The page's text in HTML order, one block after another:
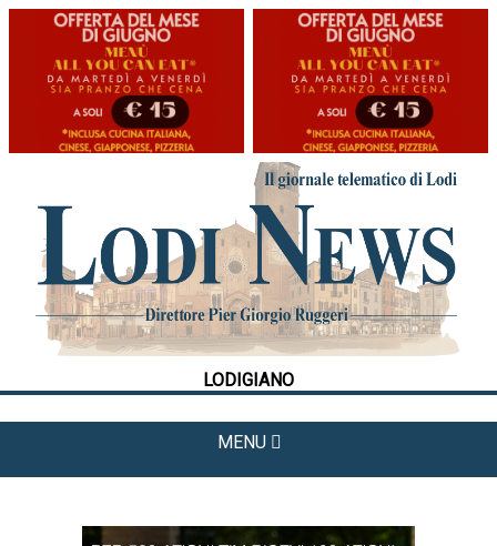
LODIGIANO
MENU
HOME
CRONACA
POLITICA
LA FOTO
METEO
CULTURA
DAL TERRITORIO